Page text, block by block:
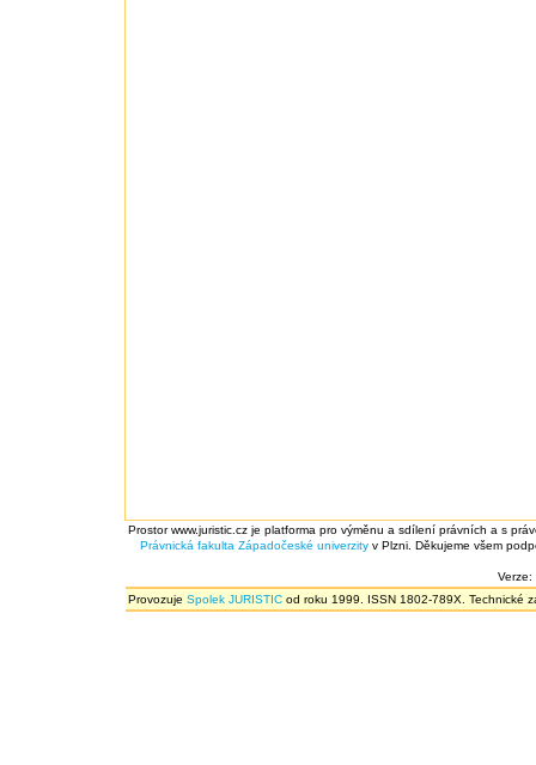
Prostor www.juristic.cz je platforma pro výměnu a sdílení právních a s
Právnická fakulta Západočeské univerzity v Plzni. Děkujeme všem
Verze:
Provozuje Spolek JURISTIC od roku 1999. ISSN 1802-789X. Technické